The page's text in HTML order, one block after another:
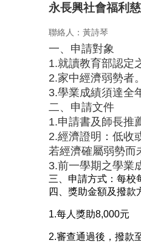
永長興社會福利
聯絡人：黃詩琴
一、申請對象
1.就讀教育部認定
2.家中經濟弱勢者。
3.學業成績須達全
二、申請文件
1.申請書及師長推
2.經濟證明：低收
若經濟確屬弱勢而
3.前一學期之學業
三、申請方式：每校
四、獎助金額及撥款
1.每人獎助8,000元
2.審查通過後，撥款